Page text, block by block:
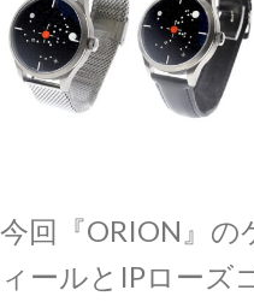
今回『ORION』の
ィールとIPローズ